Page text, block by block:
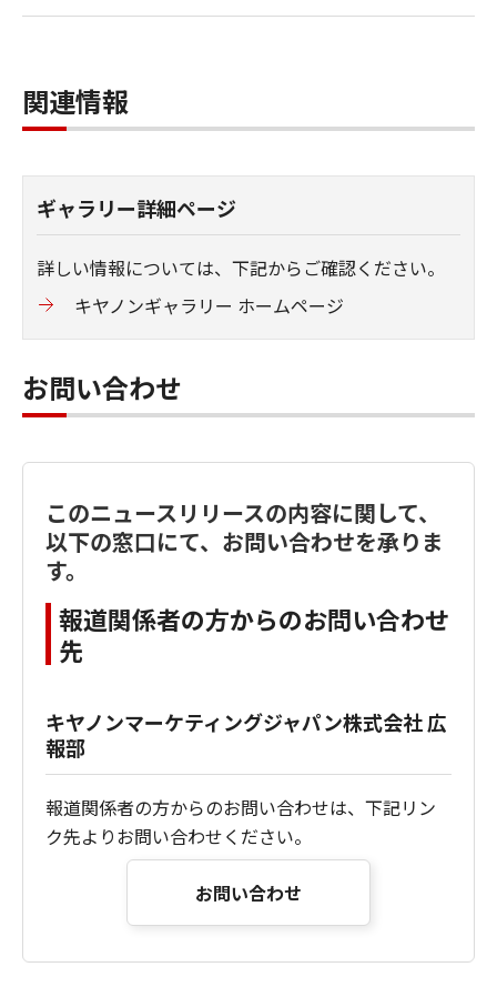
関連情報
ギャラリー詳細ページ
詳しい情報については、下記からご確認ください。
キヤノンギャラリー ホームページ
お問い合わせ
このニュースリリースの内容に関して、
以下の窓口にて、お問い合わせを承りま
す。
報道関係者の方からのお問い合わせ
先
キヤノンマーケティングジャパン株式会社 広
報部
報道関係者の方からのお問い合わせは、下記リン
ク先よりお問い合わせください。
お問い合わせ